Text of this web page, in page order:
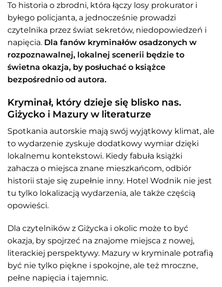
To historia o zbrodni, która łączy losy prokurator i
byłego policjanta, a jednocześnie prowadzi
czytelnika przez świat sekretów, niedopowiedzeń i
napięcia. Dla fanów kryminałów osadzonych w
rozpoznawalnej, lokalnej scenerii będzie to
świetna okazja, by posłuchać o książce
bezpośrednio od autora.
Kryminał, który dzieje się blisko nas.
Giżycko i Mazury w literaturze
Spotkania autorskie mają swój wyjątkowy klimat, ale
to wydarzenie zyskuje dodatkowy wymiar dzięki
lokalnemu kontekstowi. Kiedy fabuła książki
zahacza o miejsca znane mieszkańcom, odbiór
historii staje się zupełnie inny. Hotel Wodnik nie jest
tu tylko lokalizacją wydarzenia, ale także częścią
opowieści.
Dla czytelników z Giżycka i okolic może to być
okazja, by spojrzeć na znajome miejsca z nowej,
literackiej perspektywy. Mazury w kryminale potrafią
być nie tylko piękne i spokojne, ale też mroczne,
pełne napięcia i tajemnic.